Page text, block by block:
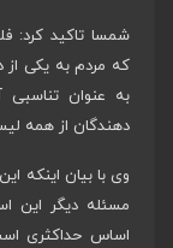
شمسا تاکید کرد:
که مردم به یکی
به عنوان تناسبی
دهندگان از همه
وی با بیان اینکه
مسئله دیگر این
اساس حداکثری